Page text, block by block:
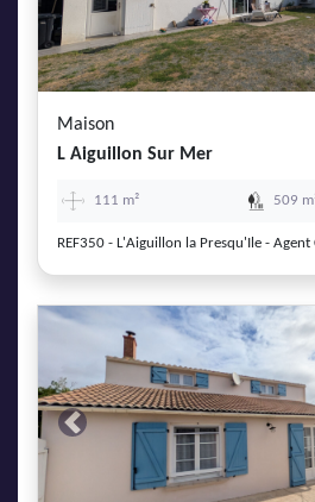
Maison
L Aiguillon Sur Mer
111 m² 509
REF350 - L'Aiguillon la Presqu'Ile - Agent
Previous